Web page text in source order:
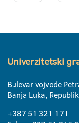
Univerzitetski
Bulevar vojvode
Banja Luka,
+387 51 321 171